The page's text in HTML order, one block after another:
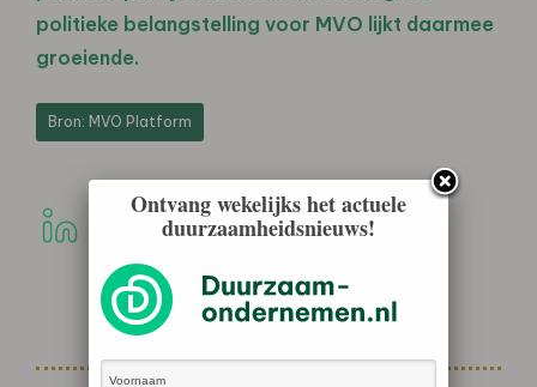
politieke belangstelling voor MVO lijkt daarmee
groeiende.
Bron: MVO Platform
Ontvang wekelijks het actuele
duurzaamheidsnieuws!